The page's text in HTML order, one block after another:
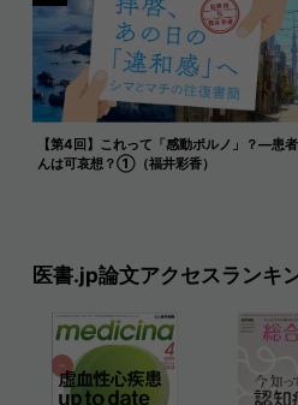
【第4回】これって「感動ポルノ」？―患
んは可哀想？①（福井彩香）
医書.jp論文アクセスランキ